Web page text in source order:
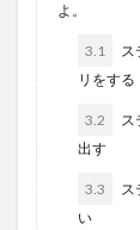
よ。
3.1
ス
リをする
3.2
ス
出す
3.3
ス
い